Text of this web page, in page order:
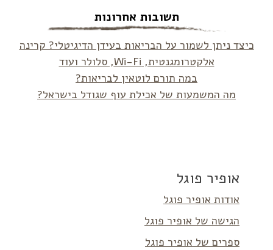
תשובות אחרונות
כיצד ניתן לשמור על הבריאות בעידן הדיגיטלי? קרינה
אלקטרומגנטית, Wi-Fi, סלולר ועוד
במה תורם לוטאין לבריאות?
מה המשמעות של אכילת עוף שגודל בישראל?
אופיר פוגל
אודות אופיר פוגל
הגישה של אופיר פוגל
ספרים של אופיר פוגל